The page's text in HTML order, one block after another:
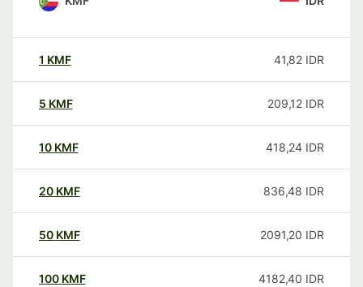
1 KMF 41,82 IDR
5 KMF 209,12 IDR
10 KMF 418,24 IDR
20 KMF 836,48 IDR
50 KMF 2091,20 IDR
100 KMF 4182,40 IDR